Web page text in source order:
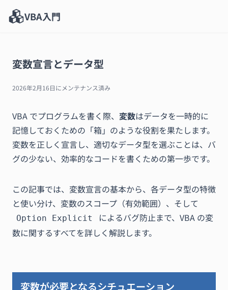
VBA入門
変数宣言とデータ型
2026年2月16日にメンテナンス済み
VBA でプログラムを書く際、 変数はデータを一時的に
記憶しておくための「箱」のような役割を果たします。
変数を正しく宣言し、適切なデータ型を選ぶことは、バ
グの少ない、効率的なコードを書くための第一歩です。
この記事では、変数宣言の基本から、各データ型の特徴
と使い分け、変数のスコープ（有効範囲）、そして
Option Explicit
によるバグ防止まで、VBA の変
数に関するすべてを詳しく解説します。
変数が必要となるシチュエーション